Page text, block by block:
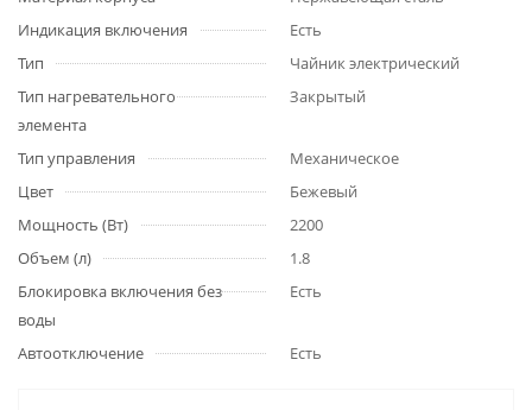
Индикация включения
Есть
Тип
Чайник электрический
Тип нагревательного
элемента
Закрытый
Тип управления
Механическое
Цвет
Бежевый
Мощность (Вт)
2200
Объем (л)
1.8
Блокировка включения без
воды
Есть
Автоотключение Есть